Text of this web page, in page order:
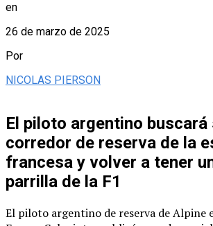
en
26 de marzo de 2025
Por
NICOLAS PIERSON
El piloto argentino buscará
corredor de reserva de la
francesa y volver a tener
parrilla de la F1
El piloto argentino de reserva de Alpine